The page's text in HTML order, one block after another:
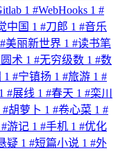
1 #WebHooks 1 #
中国 1 #刀郎 1 #音乐
#美丽新世界 1 #读书笔
术 1 #无穷级数 1 #数
1 #宁镇扬 1 #旅游 1 #
1 #展线 1 #春天 1 #栾川
#胡萝卜 1 #卷心菜 1 #
#游记 1 #手机 1 #优化
疑 1 #短篇小说 1 #外